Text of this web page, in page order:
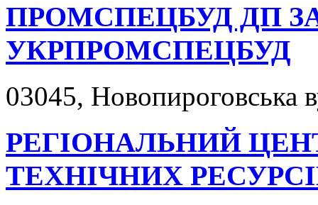
ПРОМСПЕЦБУД ДП
УКРПРОМСПЕЦБУД
03045, Новопироговська
РЕГІОНАЛЬНИЙ
ТЕХНІЧНИХ